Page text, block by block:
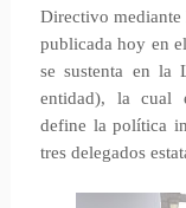
Directivo mediante
publicada hoy en
se sustenta en la
entidad), la cual
define la política
tres delegados